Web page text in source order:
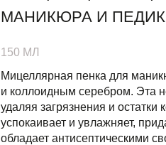
150 МЛ
Мицеллярная пенка для
и коллоидным серебром. Эта
удаляя загрязнения и остатки
успокаивает и увлажняет,
обладает антисептическими
МАНИКЮРА И